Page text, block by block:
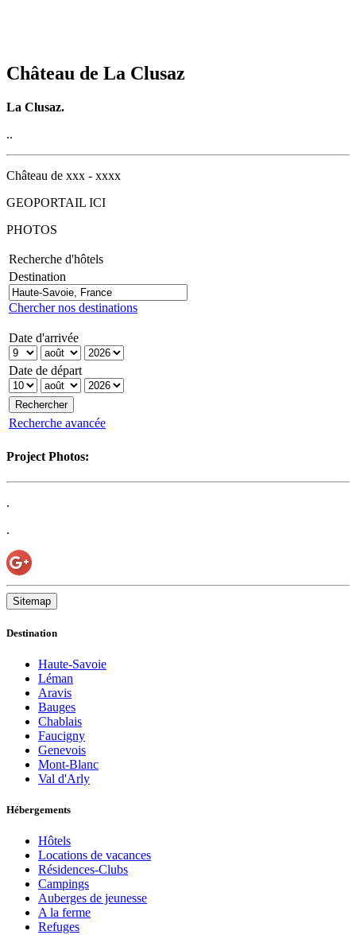
Château de La Clusaz
La Clusaz.
..
Château de xxx - xxxx
GEOPORTAIL ICI
PHOTOS
Recherche d'hôtels
Destination
Chercher nos destinations
Date d'arrivée
Date de départ
Recherche avancée
Project Photos:
.
.
Sitemap
Destination
Haute-Savoie
Léman
Aravis
Bauges
Chablais
Faucigny
Genevois
Mont-Blanc
Val d'Arly
Hébergements
Hôtels
Locations de vacances
Résidences-Clubs
Campings
Auberges de jeunesse
A la ferme
Refuges